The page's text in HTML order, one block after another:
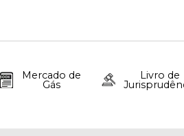
Mercado de
Gás
Livro de